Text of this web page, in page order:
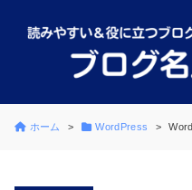
ホーム WordPress